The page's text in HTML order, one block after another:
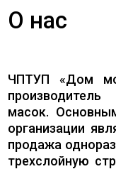
О нас
ЧПТУП «Дом
масок.
организации
продажа
трехслойную